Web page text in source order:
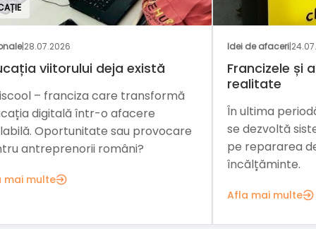
Idei de afaceri
Francizele și adaptarea la
În ultima periodă, în statele europene
se dezvoltă sisteme de franciză bazate
pe repararea de îmbrăcăminte și de
O